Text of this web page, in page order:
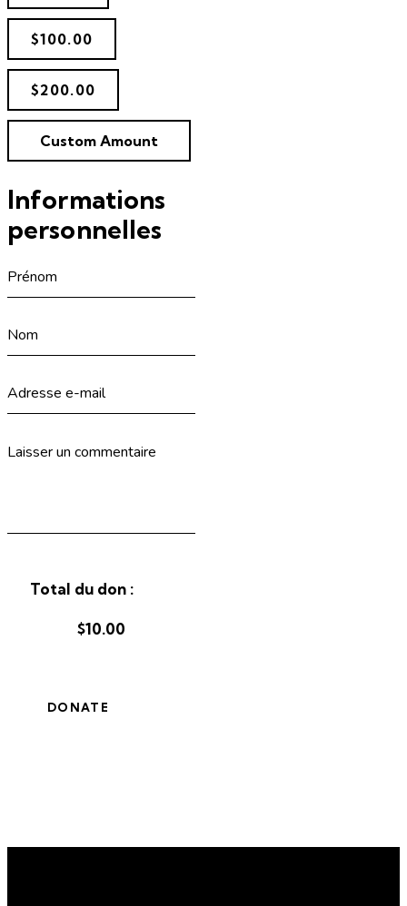
$100.00
$200.00
Custom Amount
Informations
personnelles
Total du don :
$10.00